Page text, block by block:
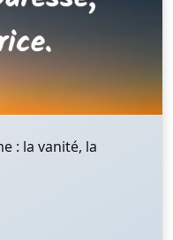
: la vanité, la